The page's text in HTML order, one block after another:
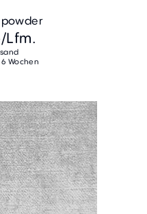
powder
/Lfm.
Wochen